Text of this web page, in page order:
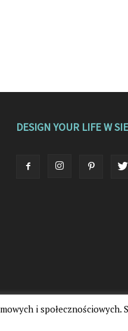
DESIGN YOUR LIFE W
i społecznościowych.